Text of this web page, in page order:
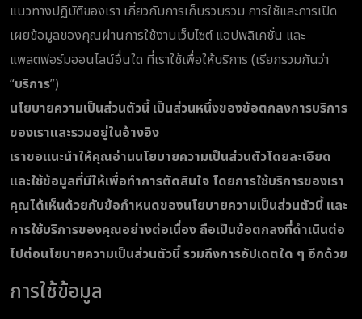
แนวทางปฏิบัติของเรา เกี่ยวกับการเก็บรวบรวม การใช้และการเปิด
เผยข้อมูลของคุณผ่านการใช้งานเว็บไซต์ แอปพลิเคชั่น และ
แพลตฟอร์มออนไลน์อื่นใด ที่เราใช้เพื่อให้บริการ (เรียกรวมกันว่า
“บริการ”)
นโยบายความเป็นส่วนตัวนี้ เป็นส่วนหนึ่งของข้อตกลงการบริการ
ของเราและรวมอยู่ในอ้างอิง
เราขอแนะนำให้คุณอ่านนโยบายความเป็นส่วนตัวโดยละเอียด
และใช้ข้อมูลที่มีให้เพื่อทำการตัดสินใจ โดยการใช้บริการของเรา
คุณได้เห็นด้วยกับข้อกำหนดของนโยบายความเป็นส่วนตัวนี้ และ
การใช้บริการของคุณอย่างต่อเนื่อง ถือเป็นข้อตกลงที่ดำเนินต่อ
ไปต่อนโยบายความเป็นส่วนตัวนี้ รวมถึงการอัปเดตใด ๆ อีกด้วย
การใช้ข้อมูล